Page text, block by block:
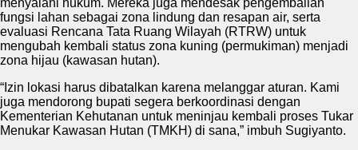
menyalahi hukum. Mereka juga mendesak pengembalian
fungsi lahan sebagai zona lindung dan resapan air, serta
evaluasi Rencana Tata Ruang Wilayah (RTRW) untuk
mengubah kembali status zona kuning (permukiman) menjadi
zona hijau (kawasan hutan).
“Izin lokasi harus dibatalkan karena melanggar aturan. Kami
juga mendorong bupati segera berkoordinasi dengan
Kementerian Kehutanan untuk meninjau kembali proses Tukar
Menukar Kawasan Hutan (TMKH) di sana,” imbuh Sugiyanto.